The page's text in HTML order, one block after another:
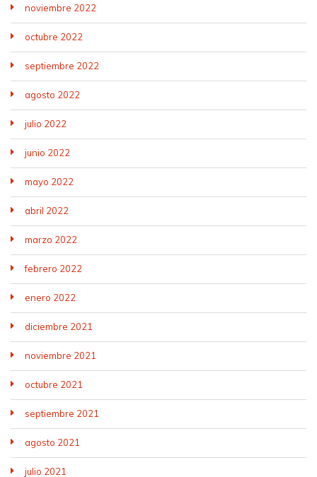
noviembre 2022
octubre 2022
septiembre 2022
agosto 2022
julio 2022
junio 2022
mayo 2022
abril 2022
marzo 2022
febrero 2022
enero 2022
diciembre 2021
noviembre 2021
octubre 2021
septiembre 2021
agosto 2021
julio 2021